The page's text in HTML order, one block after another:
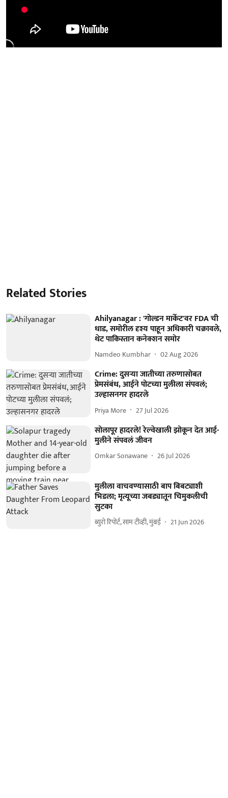
Related Stories
Ahilyanagar : 'गोल्डन मार्केट'वर FDA ची
धाड, समोरील दृश्य पाहून अधिकारी चक्रावले,
थेट पाकिस्तान कनेक्शन समोर
Namdeo Kumbhar 02 Aug 2026
Crime: दुसऱ्या जातीच्या तरुणासोबत
प्रेमसंबंध, आईने पोटच्या मुलीला संपवलं;
उल्हासनगर हादरले
Priya More 27 Jul 2026
सोलापूर हादरले! रेल्वेखाली झोकून देत आई-
मुलीने संपवलं जीवन
Omkar Sonawane 26 Jul 2026
मुलीला वाचवण्यासाठी बाप बिबट्याशी
भिडला; मृत्यूच्या जबड्यातून चिमुकलीची
सुटका
ब्युरो रिपोर्ट, साम टीव्ही, मुंबई 21 Jun 2026